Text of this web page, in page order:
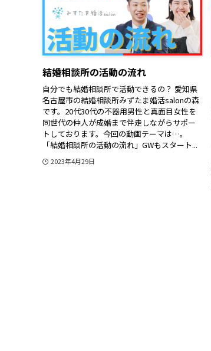
結婚相談所の活動の流れ
自分でも結婚相談所で活動できるの？ 愛知県
名古屋市の結婚相談所みずたま婚活salonの森
です。20代30代の不器用男性と真面目女性を
同世代の仲人が成婚まで伴走しながらサポー
トしております。今回の動画テーマは…。
「結婚相談所の活動の流れ」GWもスタート...
2023年4月29日